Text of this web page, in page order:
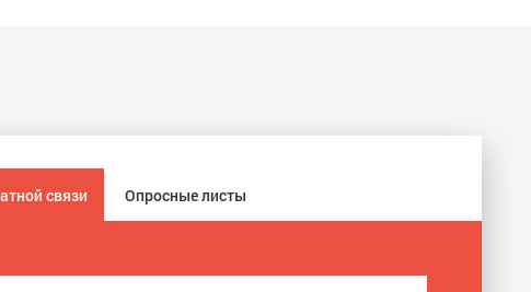
связи Опросные листы